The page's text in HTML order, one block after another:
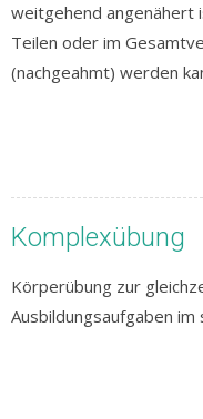
weitgehend angenähert
Teilen oder im
(nachgeahmt) werden
Komplexübung
Körperübung zur
Ausbildungsaufgaben im